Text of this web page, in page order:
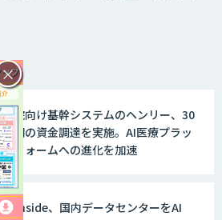
病院向け基幹システムのヘンリー、30
億円の資金調達を実施。AI医療プラッ
トフォームへの進化を加速
AI inside、国内データセンターをAI
×